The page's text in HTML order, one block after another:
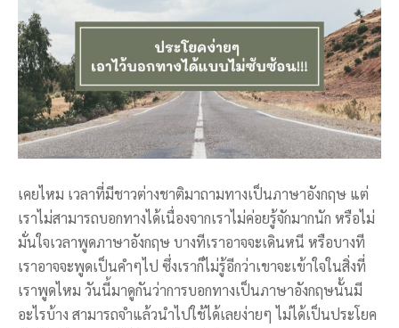
เคยไหม เวลาที่มีชาวต่างชาติมาถามทางเป็นภาษาอังกฤษ แต่
เราไม่สามารถบอกทางได้เนื่องจากเราไม่ค่อยรู้จักมากนัก หรือไม่
มั่นใจเวลาพูดภาษาอังกฤษ บางทีเราอาจจะเดินหนี หรือบางที
เราอาจจะพูดเป็นคำๆไป ซึ่งเราก็ไม่รู้อีกว่าเขาจะเข้าใจในสิ่งที่
เราพูดไหม วันนี้มาดูกันว่าการบอกทางเป็นภาษาอังกฤษนั้นมี
อะไรบ้าง สามารถจำแล้วนำไปใช้ได้เลยง่ายๆ ไม่ได้เป็นประโยค